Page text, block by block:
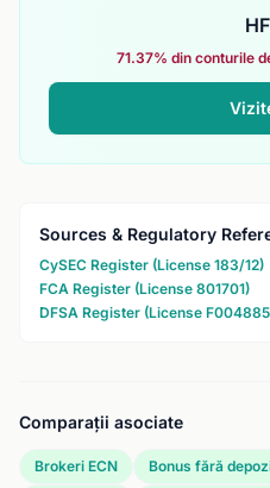
71.37% din conturile
Sources & Regulatory
CySEC Register (License 183/12)
FCA Register (License 801701)
DFSA Register (License
Comparații asociate
Brokeri ECN Bonus fără